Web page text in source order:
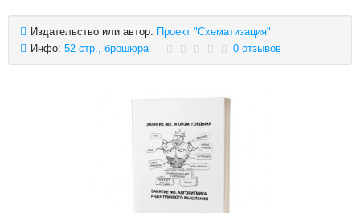
Издательство или автор: Проект "Схематизация"
Инфо: 52 стр., брошюра 0 отзывов